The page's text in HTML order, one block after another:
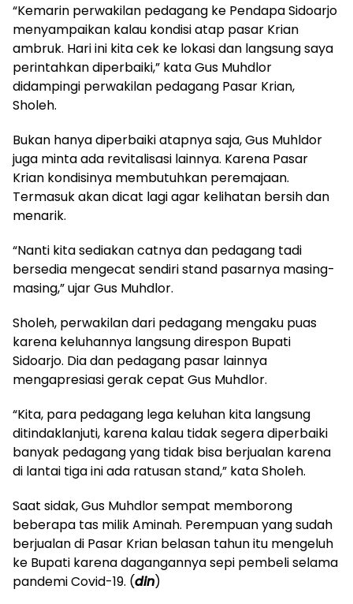
“Kemarin perwakilan pedagang ke Pendapa Sidoarjo
menyampaikan kalau kondisi atap pasar Krian
ambruk. Hari ini kita cek ke lokasi dan langsung saya
perintahkan diperbaiki,” kata Gus Muhdlor
didampingi perwakilan pedagang Pasar Krian,
Sholeh.
Bukan hanya diperbaiki atapnya saja, Gus Muhldor
juga minta ada revitalisasi lainnya. Karena Pasar
Krian kondisinya membutuhkan peremajaan.
Termasuk akan dicat lagi agar kelihatan bersih dan
menarik.
“Nanti kita sediakan catnya dan pedagang tadi
bersedia mengecat sendiri stand pasarnya masing-
masing,” ujar Gus Muhdlor.
Sholeh, perwakilan dari pedagang mengaku puas
karena keluhannya langsung direspon Bupati
Sidoarjo. Dia dan pedagang pasar lainnya
mengapresiasi gerak cepat Gus Muhdlor.
“Kita, para pedagang lega keluhan kita langsung
ditindaklanjuti, karena kalau tidak segera diperbaiki
banyak pedagang yang tidak bisa berjualan karena
di lantai tiga ini ada ratusan stand,” kata Sholeh.
Saat sidak, Gus Muhdlor sempat memborong
beberapa tas milik Aminah. Perempuan yang sudah
berjualan di Pasar Krian belasan tahun itu mengeluh
ke Bupati karena dagangannya sepi pembeli selama
pandemi Covid-19. (din)